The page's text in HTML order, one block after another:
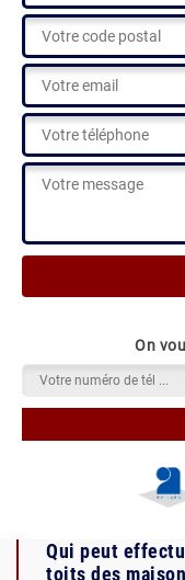
On
Qui peut
toits des